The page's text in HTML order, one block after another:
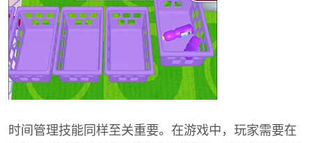
时间管理技能同样至关重要。在游戏中，玩家需要在